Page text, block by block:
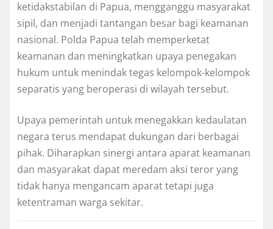
ketidakstabilan di Papua, mengganggu masyarakat
sipil, dan menjadi tantangan besar bagi keamanan
nasional. Polda Papua telah memperketat
keamanan dan meningkatkan upaya penegakan
hukum untuk menindak tegas kelompok-kelompok
separatis yang beroperasi di wilayah tersebut.
Upaya pemerintah untuk menegakkan kedaulatan
negara terus mendapat dukungan dari berbagai
pihak. Diharapkan sinergi antara aparat keamanan
dan masyarakat dapat meredam aksi teror yang
tidak hanya mengancam aparat tetapi juga
ketentraman warga sekitar.